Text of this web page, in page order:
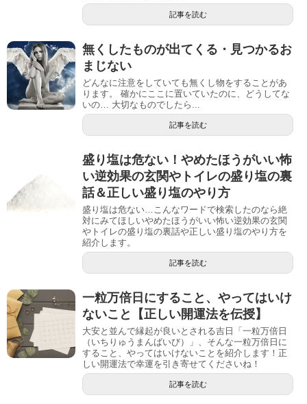
記事を読む
無くしたものが出てくる・見つかるお
まじない
どんなに注意をしていても無くし物をすることがあ
ります。 確かにここに置いていたのに、どうしてな
いの… 大切なものでしたら...
記事を読む
盛り塩は危ない！やめたほうがいい怖
い逆効果の玄関やトイレの盛り塩の裏
話＆正しい盛り塩のやり方
盛り塩は危ない…こんなワードで検索したのなら絶
対にみてほしいやめたほうがいい怖い逆効果の玄関
やトイレの盛り塩の裏話や正しい盛り塩のやり方を
紹介します。
記事を読む
一粒万倍日にすること、やってはいけ
ないこと【正しい開運法を伝授】
大安と並んで縁起が良いとされる吉日「一粒万倍日
（いちりゅうまんばいび）」、そんな一粒万倍日に
すること、やってはいけないことを紹介します！正
しい開運法で幸運を引き寄せてくださいね！
記事を読む